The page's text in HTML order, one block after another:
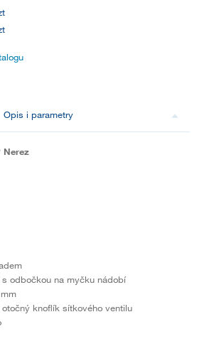
Opis i parametry
Nerez
odbočkou na myčku nádobí
knoflík sítkového ventilu